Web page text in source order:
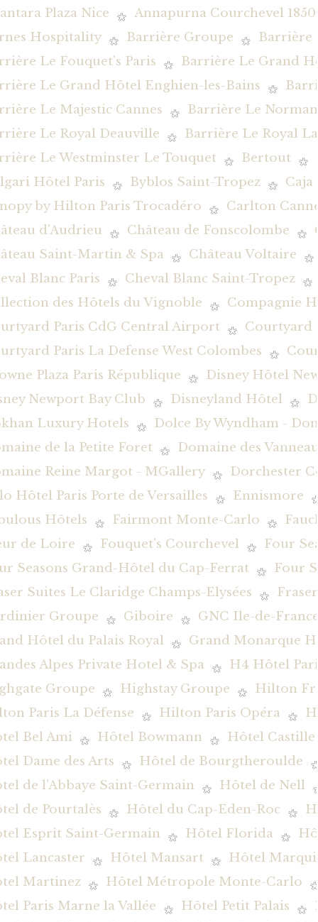
Plaza Nice
Annapurna Courchevel 1850
Hospitality
Barrière Groupe
Barrière
Le Fouquet's Paris
Barrière Le Grand
Le Grand Hôtel Enghien-les-Bains
Le Majestic Cannes
Barrière Le
Le Royal Deauville
Barrière Le Royal
Le Westminster Le Touquet
Bertout
Hôtel Paris
Byblos Saint-Tropez
by Hilton Paris Trocadéro
Carlton
d'Audrieu
Château de Fonscolombe
Saint-Martin & Spa
Château Voltaire
Blanc Paris
Cheval Blanc Saint-Tropez
des Hôtels du Vignoble
Compagnie
Paris CdG Central Airport
Courtyard
Paris La Defense West Colombes
Plaza Paris République
Disney Hôtel
Newport Bay Club
Disneyland Hôtel
Luxury Hotels
Dolce By Wyndham -
de la Petite Foret
Domaine des
Reine Margot - MGallery
Dorchester
Hôtel Paris Porte de Versailles
Ennismore
Hôtels
Fairmont Monte-Carlo
de Loire
Fouquet's Courchevel
Four
Seasons Grand-Hôtel du Cap-Ferrat
Four
Suites Le Claridge Champs-Elysées
Groupe
Giboire
GNC Ile-de-
Hôtel du Palais Royal
Grand Monarque
Alpes Private Hotel & Spa
H4 Hôtel
Groupe
Highstay Groupe
Hilton
Paris La Défense
Hilton Paris Opéra
Bel Ami
Hôtel Bowmann
Hôtel Castille
Dame des Arts
Hôtel de Bourgtheroulde
de l'Abbaye Saint-Germain
Hôtel de Nell
de Pourtalès
Hôtel du Cap-Eden-Roc
Esprit Saint-Germain
Hôtel Florida
Lancaster
Hôtel Mansart
Hôtel
Martinez
Hôtel Métropole Monte-Carlo
Paris Marne la Vallée
Hôtel Petit Palais